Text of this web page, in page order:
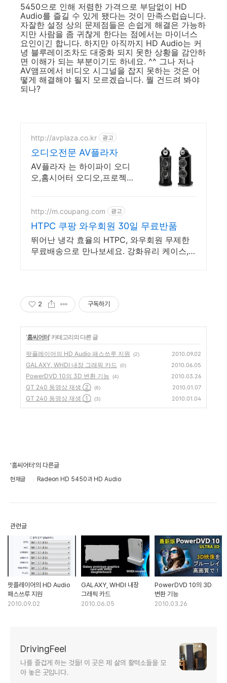
5450으로 인해 저렴한 가격으로 부담없이 HD
Audio를 즐길 수 있게 됐다는 것이 만족스럽습니다.
자잘한 설정 상의 문제점들은 손쉽게 해결은 가능하
지만 사람을 좀 귀찮게 한다는 점에서는 마이너스
요인이긴 합니다. 하지만 아직까지 HD Audio는 커
녕 블루레이조차도 대중화 되지 못한 상황을 감안하
면 이해가 되는 부분이기도 하네요. ^^ 그나 저나
AV앰프에서 비디오 시그널을 잡지 못하는 것은 어
떻게 해결해야 될지 모르겠습니다. 뭘 건드려 봐야
되나?
http://avplaza.co.kr 광고
오디오전문 AV플라자
AV플라자 는 하이파이 오디
오,홈시어터 오디오,프로젝터
http://m.coupang.com 광고
HTPC 쿠팡 와우회원 30일 무료반품
뛰어난 냉각 효율의 HTPC, 와우회원 무제한
무료배송으로 만나보세요. 강화유리 케이스,
2 구독하기
'홈씨어터' 카테고리의 다른 글
팟플레이어의 HD Audio 패스쓰루 지원 (2) 2010.09.02
GALAXY, WHDI 내장 그래픽 카드 (0) 2010.06.05
PowerDVD 10의 3D 변환 기능 (4) 2010.03.26
GT 240 동영상 재생 ② (6) 2010.01.07
GT 240 동영상 재생 ① (3) 2010.01.04
'홈씨어터'의 다른글
현재글 Radeon HD 5450과 HD Audio
관련글
팟플레이어의 HD Audio
패스쓰루 지원
2010.09.02
GALAXY, WHDI 내장
그래픽 카드
2010.06.05
PowerDVD 10의 3D
변환 기능
2010.03.26
DrivingFeel
나를 즐겁게 하는 것들! 이 곳은 제 삶의 활력소들을 모
아 놓은 곳입니다.